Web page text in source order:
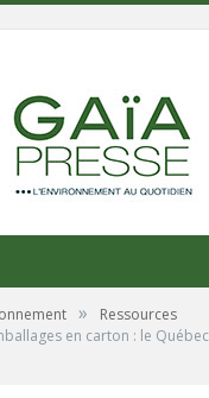
»
Ressources
en carton : le